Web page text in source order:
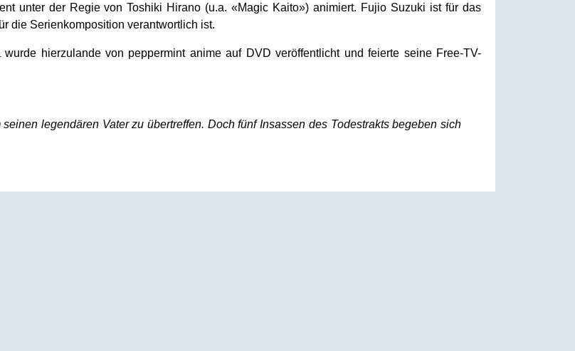
unter der Regie von Toshiki Hirano (u.a. «Magic Kaito») animiert. Fujio Suzuki ist für das
die Serienkomposition verantwortlich ist.
hierzulande von peppermint anime auf DVD veröffentlicht und feierte seine Free-TV-
legendären Vater zu übertreffen. Doch fünf Insassen des Todestrakts begeben sich